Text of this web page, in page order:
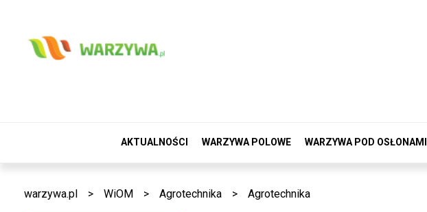
AKTUALNOŚCI WARZYWA POLOWE WARZYWA POD OSŁONAMI
warzywa.pl > WiOM > Agrotechnika > Agrotechnika